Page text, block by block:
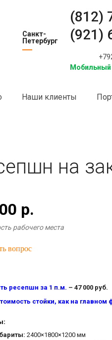
Санкт-
Петербург
(812)
(921)
Мобильный
Наши клиенты
на
р.
рабочего места
вопрос
ресепшн за 1 п.м. – 47 000 руб.
стойки, как на главном
2400×1800×1200 мм